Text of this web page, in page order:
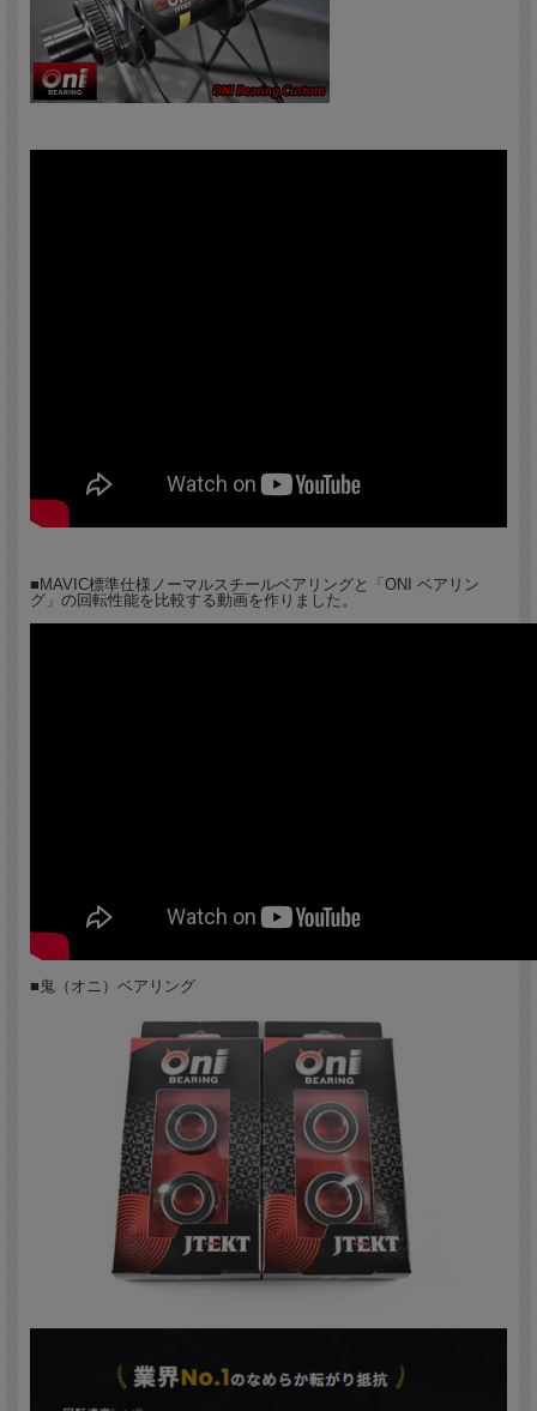
推奨タイヤ幅：25～32mm
リム素材：カーボンファイバー100％UD仕上、FOREカーボン・テープレスチュー
ブレステクノロジー、USTチューブレステクノロジー
リム高：32mm
リム幅：28mm
リム内幅：21ｃ
■MAVIC標準仕様ノーマルスチールベアリングと「ONI ベアリン
グ」の回転性能を比較する動画を作りました。
■鬼（オニ）ベアリング